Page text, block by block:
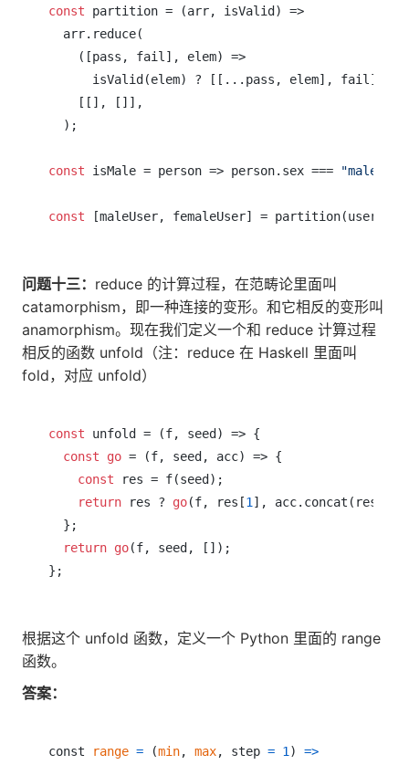
const partition = (arr, isValid) =>
  arr.reduce(
    ([pass, fail], elem) =>
isValid(elem) ? [[...pass, elem], fail] :
    [[], []],
  );
const isMale = person => person.sex === "male"
const
问题十三： reduce 的计算过程，在范畴论里面叫
catamorphism，即一种连接的变形。和它相反的变形叫
anamorphism。现在我们定义一个和 reduce 计算过程
相反的函数 unfold（注：reduce 在 Haskell 里面叫
fold，对应 unfold）
const unfold = (f, seed) => {
const
go = (f, seed, acc) => {
const res = f(seed);
return res ? go(f, res[1 ], acc.concat(res[
  };
return go(f, seed, []);
根据这个 unfold 函数，定义一个 Python 里面的 range
函数。
答案：
const range = (min, max, step = 1 ) =>